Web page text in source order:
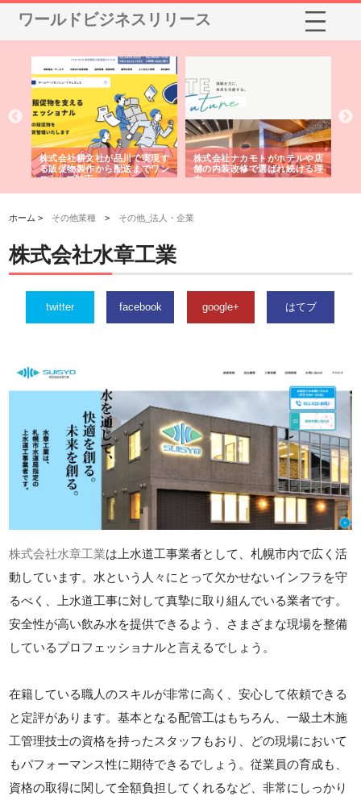
ワールドビジネスリリース
株式会社耕文社が品川で実現す
る販促物製作から配送までワン
ストップ対応
株式会社ナカモトがホテルや店
舗の内装改修で選ばれ続ける理
由
ホーム > その他業種 > その他_法人・企業
株式会社水章工業
twitter facebook google+ はてブ
株式会社水章工業は上水道工事業者として、札幌市内で広く活
動しています。水という人々にとって欠かせないインフラを守
るべく、上水道工事に対して真摯に取り組んでいる業者です。
安全性が高い飲み水を提供できるよう、さまざまな現場を整備
しているプロフェッショナルと言えるでしょう。
在籍している職人のスキルが非常に高く、安心して依頼できる
と定評があります。基本となる配管工はもちろん、一級土木施
工管理技士の資格を持ったスタッフもおり、どの現場において
もパフォーマンス性に期待できるでしょう。従業員の育成も、
資格の取得に関して全額負担してくれるなど、非常にしっかり